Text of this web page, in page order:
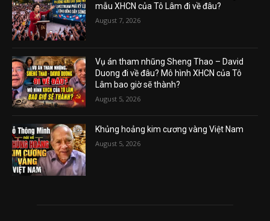
mẫu XHCN của Tô Lâm đi về đâu?
August 7, 2026
Vụ án tham nhũng Sheng Thao – David
Duong đi về đâu? Mô hình XHCN của Tô
Lâm bao giờ sẽ thành?
August 5, 2026
Khủng hoảng kim cương vàng Việt Nam
August 5, 2026